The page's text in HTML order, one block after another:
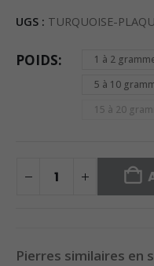
UGS : TURQUOISE-
POIDS 1 à 2
5 à 10
15 à 20
Pierres similaires en